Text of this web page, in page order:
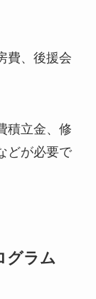
費、後援会
積立金、修
どが必要で
グラム